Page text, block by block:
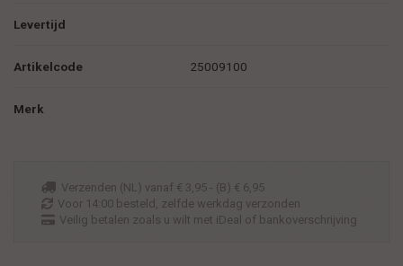
Levertijd
Artikelcode 25009100
Merk
Verzenden (NL) vanaf € 3,95 - (B) € 6,95
Voor 14:00 besteld, zelfde werkdag verzonden
Veilig betalen zoals u wilt met iDeal of bankoverschrijving